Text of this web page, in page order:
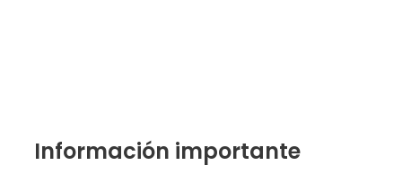
Información importante